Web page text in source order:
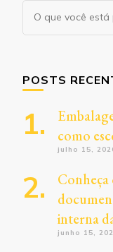
Procurando
algo?
POSTS
como
julho 15,
Conheça
interna
junho 15,